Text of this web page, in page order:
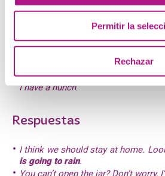
Permitir la
Rechazar
The cat has been acting weird
___________________ (take) it to the
She has bought some comic books
sure he ______________ (like) them.
I ______________________ (not clean)
Watch out! You ___________________ (
This year I ___________________ (win
I have a hunch.
Respuestas
I think we should stay at home.
is going to rain.
You can’t open the jar? Don’t worry, I’